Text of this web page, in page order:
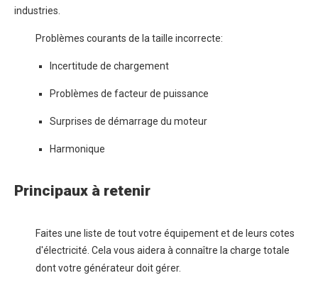
industries.
Problèmes courants de la taille incorrecte:
Incertitude de chargement
Problèmes de facteur de puissance
Surprises de démarrage du moteur
Harmonique
Principaux à retenir
Faites une liste de tout votre équipement et de leurs cotes
d'électricité. Cela vous aidera à connaître la charge totale
dont votre générateur doitgérer.